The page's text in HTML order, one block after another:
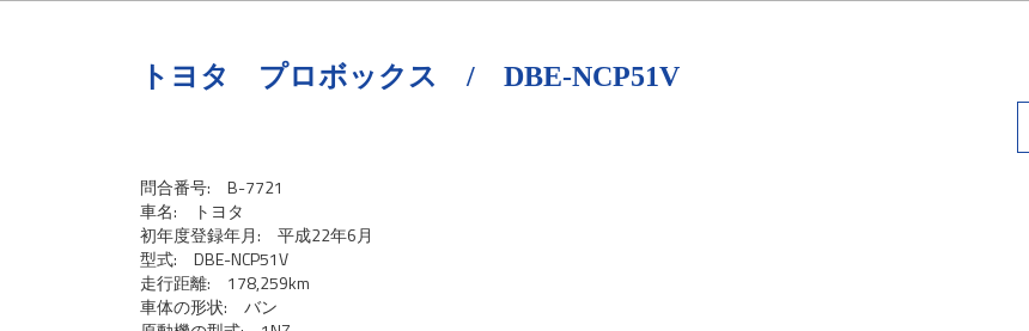
トヨタ プロボックス / DBE-NCP51V
問合番号: B-7721
車名: トヨタ
初年度登録年月: 平成22年6月
型式: DBE-NCP51V
走行距離: 178,259km
車体の形状: バン